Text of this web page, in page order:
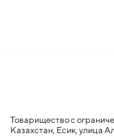
Товарищество с
Казахстан, Есик, улица